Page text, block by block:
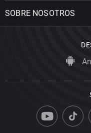
SOBRE NOSOTROS